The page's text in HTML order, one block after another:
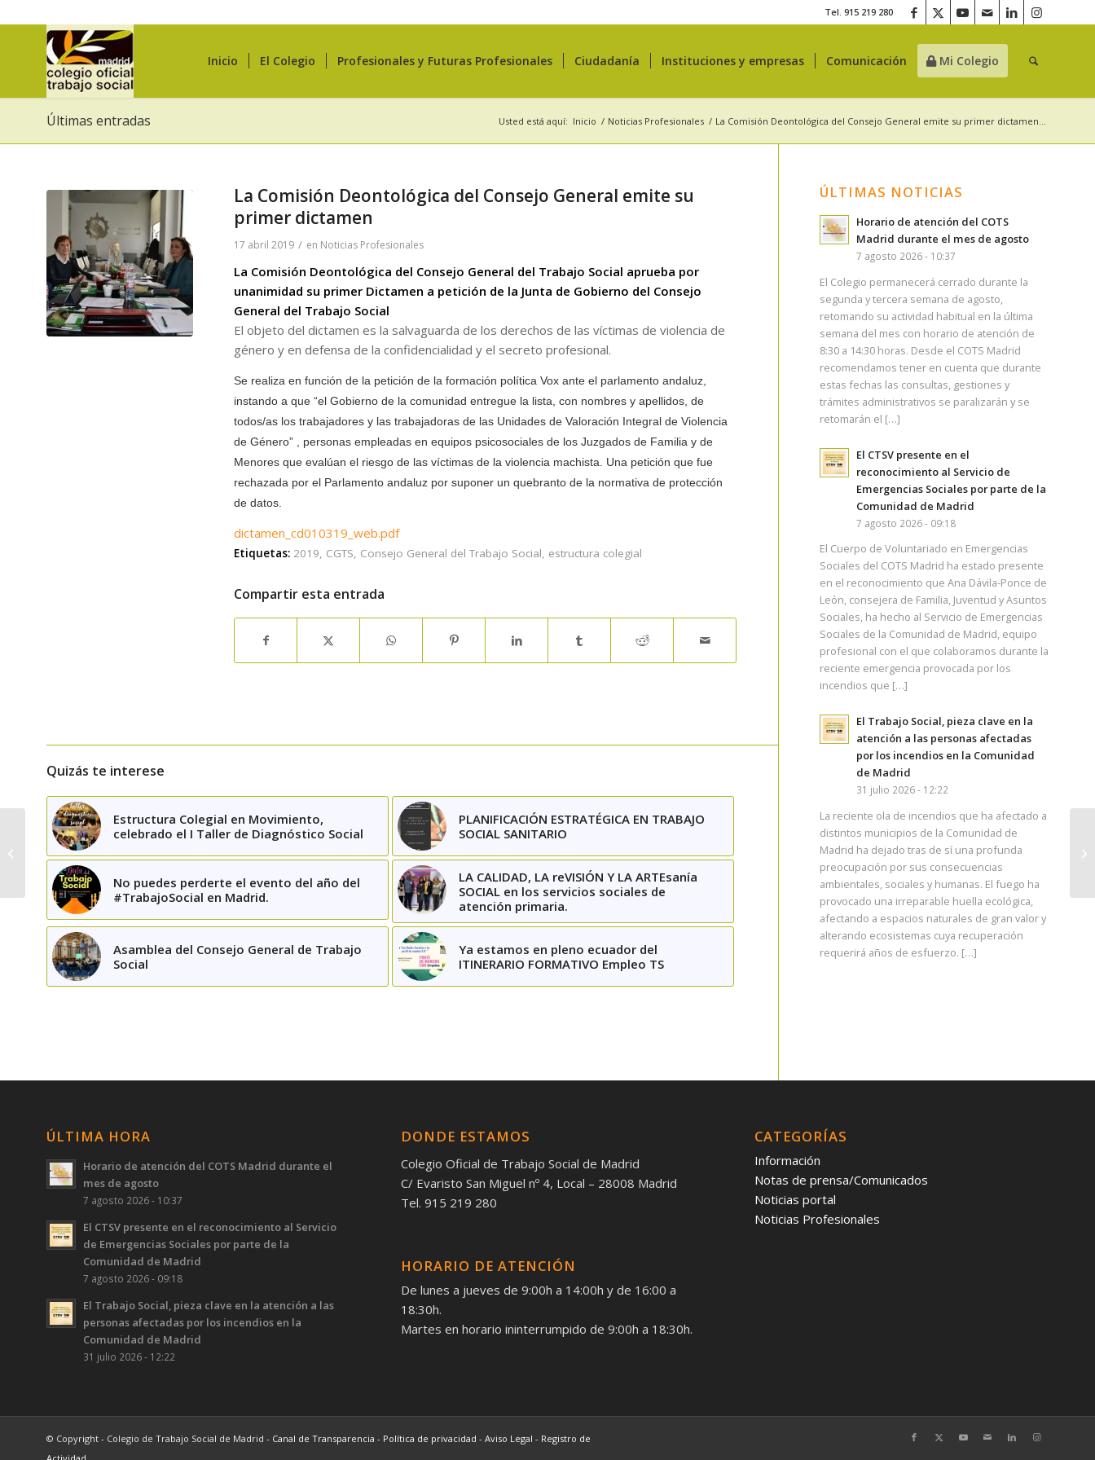
Tel. 915 219 280
Inicio El Colegio Profesionales y Futuras Profesionales Ciudadanía Instituciones y empresas Comunicación Mi Colegio
Últimas entradas Usted está aquí: Inicio / Noticias Profesionales / La Comisión Deontológica del Consejo General emite su primer dictamen...
La Comisión Deontológica del Consejo General emite su
primer dictamen
17 abril 2019 / en Noticias Profesionales
La Comisión Deontológica del Consejo General del Trabajo Social aprueba por
unanimidad su primer Dictamen a petición de la Junta de Gobierno del Consejo
General del Trabajo Social
El objeto del dictamen es la salvaguarda de los derechos de las víctimas de violencia de
género y en defensa de la confidencialidad y el secreto profesional.
Se realiza en función de la petición de la formación política Vox ante el parlamento andaluz,
instando a que “el Gobierno de la comunidad entregue la lista, con nombres y apellidos, de
todos/as los trabajadores y las trabajadoras de las Unidades de Valoración Integral de Violencia
de Género” , personas empleadas en equipos psicosociales de los Juzgados de Familia y de
Menores que evalúan el riesgo de las víctimas de la violencia machista. Una petición que fue
rechazada por el Parlamento andaluz por suponer un quebranto de la normativa de protección
de datos.
dictamen_cd010319_web.pdf
Etiquetas: 2019 CGTS Consejo General del Trabajo Social estructura colegial
Compartir esta entrada
Quizás te interese
Estructura Colegial en Movimiento,
celebrado el I Taller de Diagnóstico Social
PLANIFICACIÓN ESTRATÉGICA EN TRABAJO
SOCIAL SANITARIO
No puedes perderte el evento del año del
#TrabajoSocial en Madrid.
LA CALIDAD, LA reVISIÓN Y LA ARTEsanía
SOCIAL en los servicios sociales de
atención primaria.
Asamblea del Consejo General de Trabajo
Social
Ya estamos en pleno ecuador del
ITINERARIO FORMATIVO Empleo TS
ÚLTIMAS NOTICIAS
Horario de atención del COTS
Madrid durante el mes de agosto
7 agosto 2026 - 10:37
El Colegio permanecerá cerrado durante la
segunda y tercera semana de agosto,
retomando su actividad habitual en la última
semana del mes con horario de atención de
8:30 a 14:30 horas. Desde el COTS Madrid
recomendamos tener en cuenta que durante
estas fechas las consultas, gestiones y
trámites administrativos se paralizarán y se
retomarán el […]
El CTSV presente en el
reconocimiento al Servicio de
Emergencias Sociales por parte de la
Comunidad de Madrid
7 agosto 2026 - 09:18
El Cuerpo de Voluntariado en Emergencias
Sociales del COTS Madrid ha estado presente
en el reconocimiento que Ana Dávila-Ponce de
León, consejera de Familia, Juventud y Asuntos
Sociales, ha hecho al Servicio de Emergencias
Sociales de la Comunidad de Madrid, equipo
profesional con el que colaboramos durante la
reciente emergencia provocada por los
incendios que […]
El Trabajo Social, pieza clave en la
atención a las personas afectadas
por los incendios en la Comunidad
de Madrid
31 julio 2026 - 12:22
La reciente ola de incendios que ha afectado a
distintos municipios de la Comunidad de
Madrid ha dejado tras de sí una profunda
preocupación por sus consecuencias
ambientales, sociales y humanas. El fuego ha
provocado una irreparable huella ecológica,
afectando a espacios naturales de gran valor y
alterando ecosistemas cuya recuperación
requerirá años de esfuerzo. […]
ÚLTIMA HORA
Horario de atención del COTS Madrid durante el
mes de agosto
7 agosto 2026 - 10:37
El CTSV presente en el reconocimiento al Servicio
de Emergencias Sociales por parte de la
Comunidad de Madrid
7 agosto 2026 - 09:18
El Trabajo Social, pieza clave en la atención a las
personas afectadas por los incendios en la
Comunidad de Madrid
31 julio 2026 - 12:22
DONDE ESTAMOS
Colegio Oficial de Trabajo Social de Madrid
C/ Evaristo San Miguel nº 4, Local – 28008 Madrid
Tel. 915 219 280
HORARIO DE ATENCIÓN
De lunes a jueves de 9:00h a 14:00h y de 16:00 a
18:30h.
Martes en horario ininterrumpido de 9:00h a 18:30h.
CATEGORÍAS
Información
Notas de prensa/Comunicados
Noticias portal
Noticias Profesionales
© Copyright - Colegio de Trabajo Social de Madrid - Canal de Transparencia - Política de privacidad - Aviso Legal - Registro de
Premios del Consejo
General de Trabajo